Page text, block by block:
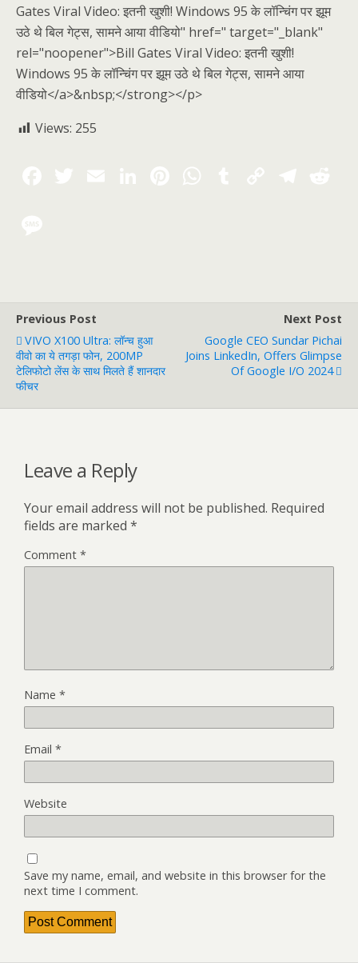
Gates Viral Video: इतनी खुशी! Windows 95 के लॉन्चिंग पर झूम
उठे थे बिल गेट्स, सामने आया वीडियो" href=" target="_blank"
rel="noopener">Bill Gates Viral Video: इतनी खुशी!
Windows 95 के लॉन्चिंग पर झूम उठे थे बिल गेट्स, सामने आया
वीडियो</a>&nbsp;</strong></p>
Views: 255
Previous Post
VIVO X100 Ultra: लॉन्च हुआ
वीवो का ये तगड़ा फोन, 200MP
टेलिफोटो लेंस के साथ मिलते हैं शानदार
फीचर
Next Post
Google CEO Sundar Pichai
Joins LinkedIn, Offers Glimpse
Of Google I/O 2024
Leave a Reply
Your email address will not be published. Required
fields are marked *
Comment *
Name *
Email *
Website
Save my name, email, and website in this browser for the
next time I comment.